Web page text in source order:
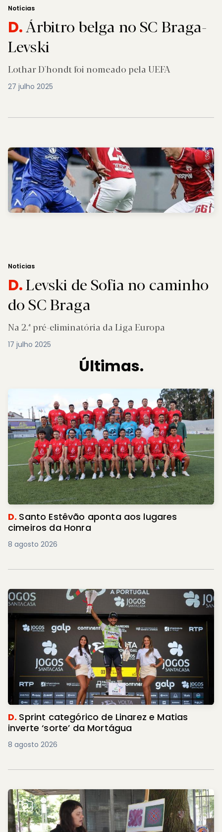
Notícias
D.Árbitro belga no SC Braga-
Levski
Lothar D'hondt foi nomeado pela UEFA
27 julho 2025
Notícias
D.Levski de Sofia no caminho
do SC Braga
Na 2.ª pré-eliminatória da Liga Europa
17 julho 2025
Últimas.
D. Santo Estêvão aponta aos lugares
cimeiros da Honra
8 agosto 2026
D. Sprint categórico de Linarez e Matias
inverte ‘sorte’ da Mortágua
8 agosto 2026